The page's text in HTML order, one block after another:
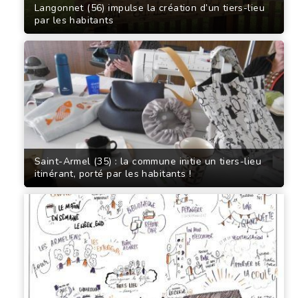
Langonnet (56) impulse la création d’un tiers-lieu
par les habitants
Saint-Armel (35) : la commune initie un tiers-lieu
itinérant, porté par les habitants !